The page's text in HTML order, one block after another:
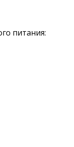
питания: